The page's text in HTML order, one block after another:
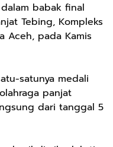
babak final
Tebing, Kompleks
Aceh, pada Kamis
satunya medali
panjat
dari tanggal 5